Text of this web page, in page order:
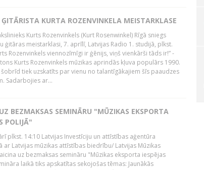
KURTA ROZENVINKELA MEISTARKLASE
Kurts Rozenvinkels (Kurt Rosenwinkel) Rīgā sniegs
ģitāras meistarklasi, 7. aprīlī, Latvijas Radio 1. studijā, plkst.
Rozenvinkels viennozīmīgi ir ģēnijs, viņš vienkārši tāds ir!” -
Kurts Rozenvinkels mūzikas aprindās kļuva populārs 1990.
šobrīd tiek uzskatīts par vienu no talantīgākajiem šīs paaudzes
Sadarbojies ar...
BEZMAKSAS SEMINĀRU "MŪZIKAS EKSPORTA
POLIJĀ"
plkst. 14:10 Latvijas Investīciju un attīstības aģentūra
ar Latvijas mūzikas attīstības biedrību/ Latvijas Mūzikas
uz bezmaksas semināru "Mūzikas eksporta iespējas
laikā tiks apskatītas sekojošas tēmas: Jaunākās